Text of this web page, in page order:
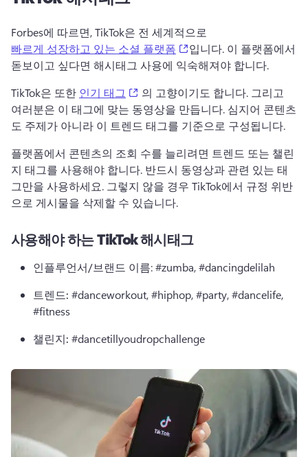
Forbes에 따르면, TikTok은 전 세계적으로
빠르게 성장하고 있는 소셜 플랫폼
(opens in a new tab)
입니다. 이 플랫폼에서
돋보이고 싶다면 해시태그 사용에 익숙해져야 합니다.
TikTok은 또한 인기 태그 (opens in a new tab)
의 고향이기도 합니다. 그리고
여러분은 이 태그에 맞는 동영상을 만듭니다. 심지어 콘텐츠
도 주제가 아니라 이 트렌드 태그를 기준으로 구성됩니다.
플랫폼에서 콘텐츠의 조회 수를 늘리려면 트렌드 또는 챌린
지 태그를 사용해야 합니다. 반드시 동영상과 관련 있는 태
그만을 사용하세요. 그렇지 않을 경우 TikTok에서 규정 위반
으로 게시물을 삭제할 수 있습니다.
사용해야 하는 TikTok 해시태그
인플루언서/브랜드 이름: #zumba, #dancingdelilah
트렌드: #danceworkout, #hiphop, #party, #dancelife,
#fitness
챌린지: #dancetillyoudropchallenge